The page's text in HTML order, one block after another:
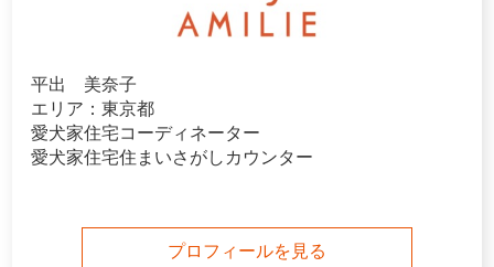
平出 美奈子
エリア：東京都
愛犬家住宅コーディネーター
愛犬家住宅住まいさがしカウンター
プロフィールを見る